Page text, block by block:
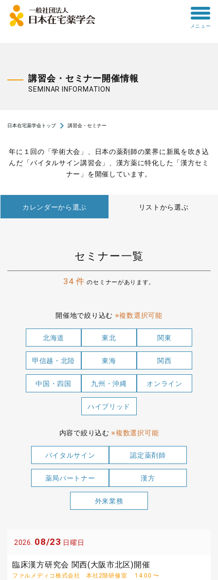
toggle
メニュー
講習会・セミナー開催情報
SEMINAR INFORMATION
日本在宅薬学会トップnavigate_next 講習会・セミナー
年に１回の「学術大会」、日本の薬剤師の業界に新風を吹き込
んだ「バイタルサイン講習会」、漢方薬に特化した「漢方セミ
ナー」を開催しています。
カレンダーから選ぶ リストから選ぶ
セミナー一覧
34 件のセミナーがあります。
開催地で絞り込む ※複数選択可能
北海道 東北 関東
甲信越・北陸 東海 関西
中国・四国 九州・沖縄 オンライン
ハイブリッド
内容で絞り込む ※複数選択可能
バイタルサイン 認定薬剤師
薬局パートナー 漢方
外来業務
2026. 08/23 日曜日
臨床漢方研究会 関西(大阪市北区)開催
ファルメディコ株式会社 本社2階研修室
14:00 〜